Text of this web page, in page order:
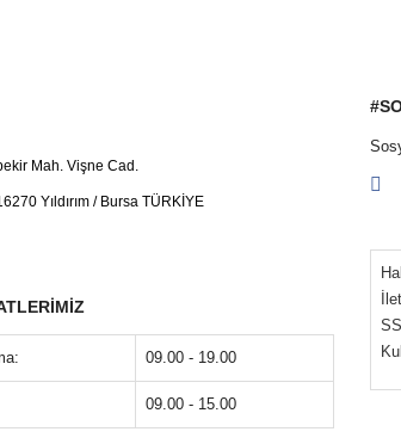
Mah. Vişne Cad.
Yıldırım / Bursa TÜRKİYE
09.00 - 19.00
09.00 - 15.00